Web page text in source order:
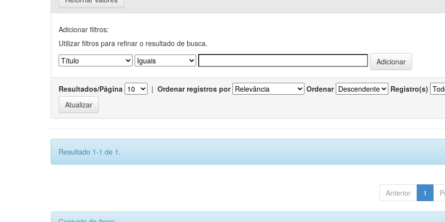
Adicionar filtros:
Utilizar filtros para refinar o resultado de busca.
Resultados/Página | Ordenar registros por Ordenar Registro(s)
Resultado 1-1 de 1.
Anterior 1